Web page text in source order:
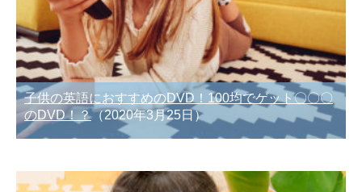
子供の英語におすすめのDVD！100均でゲット〇〇〇
のDVD！？（2020年3月25日）